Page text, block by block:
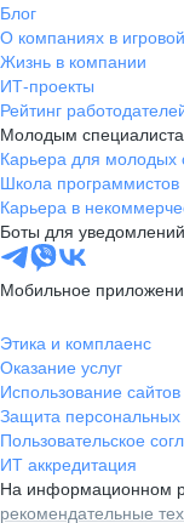
Блог
О компаниях в
Жизнь в компании
ИТ-проекты
Рейтинг
Молодым
Карьера для молодых
Школа программистов
Карьера в
Боты для уведомлений
Мобильное
Этика и комплаенс
Оказание услуг
Использование сайтов
Защита
Пользовательское
ИТ аккредитация
На информационном
рекомендательные